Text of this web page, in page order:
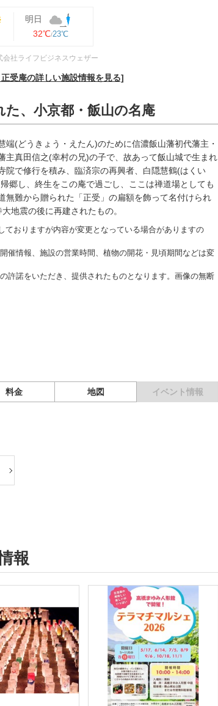
明日
32℃ 23℃
会社ライフビジネスウェザー
受庵の詳しい施設情報を見る]
、小京都・飯山の名庵
(どうきょう・えたん)のために信濃飯山藩初代藩主・
主真田信之(幸村の兄)の子で、故あって飯山城で生まれ
で修行を積み、臨済宗の再興者、白隠慧鶴(はくい
郷し、終生をこの庵で過ごし、ここは禅道場としても
難から贈られた「正受」の扁額を飾って名付けられ
地震の後に再建されたもの。
おりますが内容が変更となっている場合がありますの
催情報、施設の営業時間、植物の開花・見頃期間などは変
許諾をいただき、提供されたものとなります。画像の無断
料金 地図 イベント情報
報